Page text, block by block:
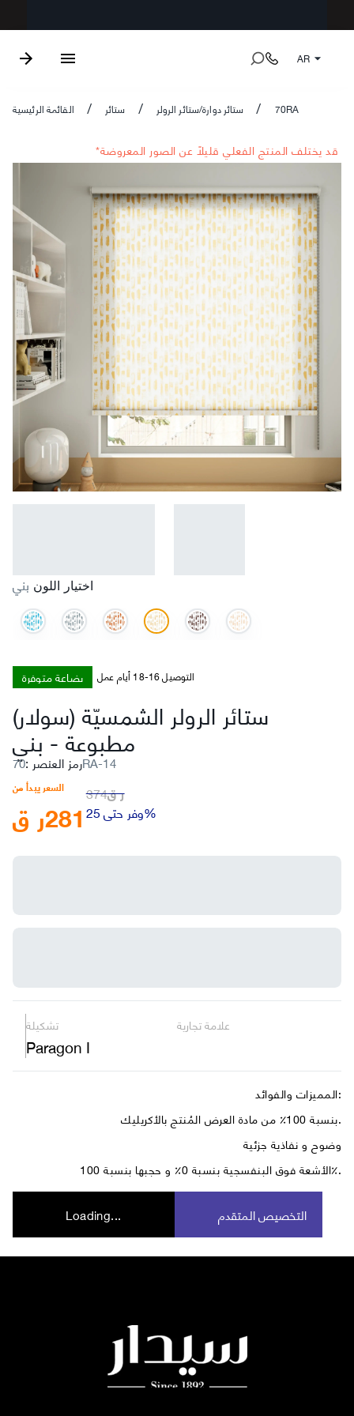
AR
القائمة الرئيسية / ستائر / ستائر دوارة/ستائر الرولر / 70RA
*قد يختلف المنتج الفعلي قليلاً عن الصور المعروضة
اختيار اللون بني
بضاعة متوفرة التوصيل 16-18 أيام عمل
ستائر الرولر الشمسيّة (سولار)
مطبوعة-
رمز العنصر : 70RA-14
السعر يبدأ من
ر ق281
ر ق374
وفر حتى 25%
تشكيلة
Paragon I
علامة تجارية
المميزات والفوائد:
بنسبة 100٪ من مادة العرض المُنتج بالأكريليك.
وضوح و نفاذية جزئية
الأشعة فوق البنفسجية بنسبة 0٪ و حجبها بنسبة 100٪.
Loading... التخصيص المتقدم